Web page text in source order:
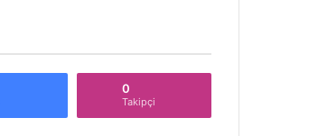
0
Takipçi